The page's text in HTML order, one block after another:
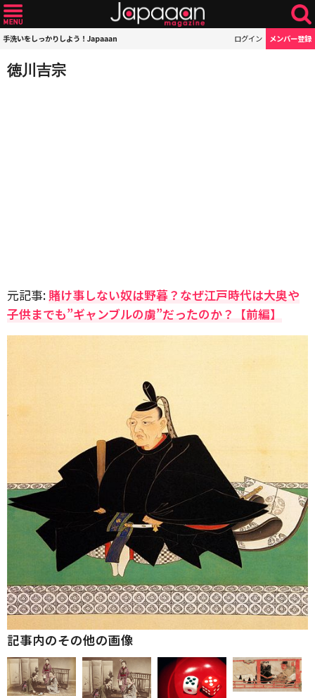
手洗いをしっかりしよう！Japaaan ログイン メンバー登録
徳川吉宗
元記事: 賭け事しない奴は野暮？なぜ江戸時代は大奥や
子供までも”ギャンブルの虜”だったのか？【前編】
記事内のその他の画像